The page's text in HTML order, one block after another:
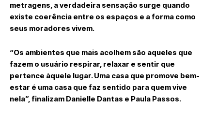
metragens, a verdadeira sensação surge quando
existe coerência entre os espaços e a forma como
seus moradores vivem.
“Os ambientes que mais acolhem são aqueles que
fazem o usuário respirar, relaxar e sentir que
pertence àquele lugar. Uma casa que promove bem-
estar é uma casa que faz sentido para quem vive
nela”, finalizam Danielle Dantas e Paula Passos.